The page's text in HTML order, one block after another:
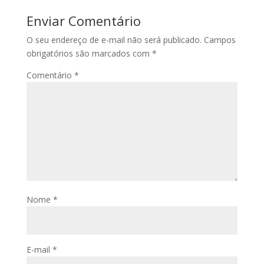
Enviar Comentário
O seu endereço de e-mail não será publicado. Campos
obrigatórios são marcados com *
Comentário *
Nome *
E-mail *